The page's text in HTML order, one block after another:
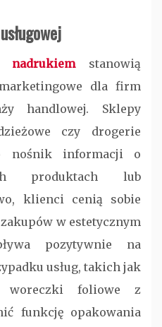
stanowią
dla firm
handlowej. Sklepy
czy drogerie
nośnik informacji o
produktach lub
klienci cenią sobie
w estetycznym
pozytywnie na
usług, takich jak
woreczki foliowe z
funkcję opakowania